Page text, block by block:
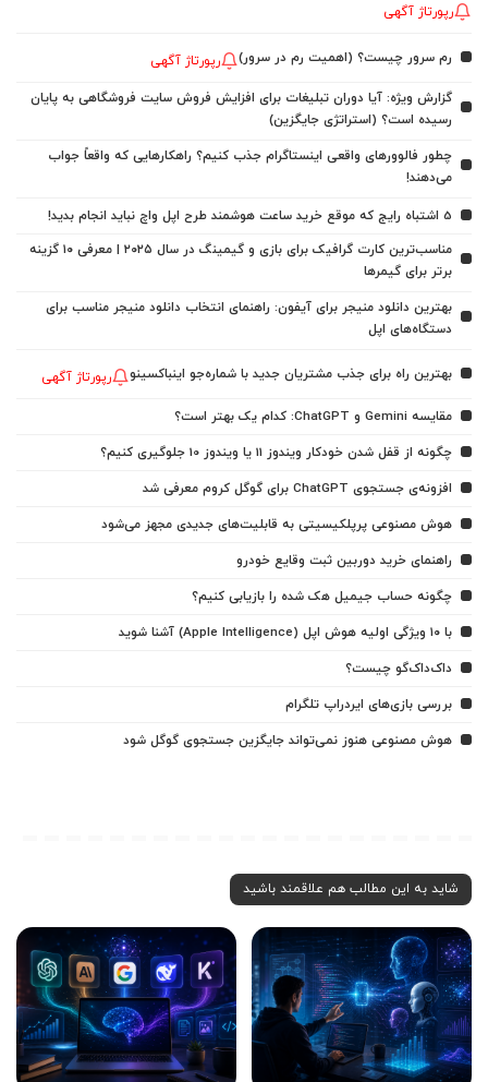
رپورتاژ آگهی
رم سرور چیست؟ (اهمیت رم در سرور) رپورتاژ آگهی
گزارش ویژه: آیا دوران تبلیغات برای افزایش فروش سایت فروشگاهی به پایان
رسیده است؟ (استراتژی جایگزین)
چطور فالوورهای واقعی اینستاگرام جذب کنیم؟ راهکارهایی که واقعاً جواب
می‌دهند!
5 اشتباه رایج که موقع خرید ساعت هوشمند طرح اپل واچ نباید انجام بدید!
مناسب‌ترین کارت گرافیک برای بازی و گیمینگ در سال ۲۰۲۵ | معرفی ۱۰ گزینه
برتر برای گیمرها
بهترین دانلود منیجر برای آیفون: راهنمای انتخاب دانلود منیجر مناسب برای
دستگاه‌های اپل
بهترین راه برای جذب مشتریان جدید با شماره‌جو اینباکسینو رپورتاژ آگهی
مقایسه Gemini و ChatGPT: کدام یک بهتر است؟
چگونه از قفل شدن خودکار ویندوز 11 یا ویندوز 10 جلوگیری کنیم؟
افزونه‌ی جستجوی ChatGPT برای گوگل کروم معرفی شد
هوش مصنوعی پرپلکیسیتی به قابلیت‌های جدیدی مجهز می‌شود
راهنمای خرید دوربین ثبت وقایع خودرو
چگونه حساب جیمیل هک شده را بازیابی کنیم؟
با ۱۰ ویژگی اولیه هوش اپل (Apple Intelligence) آشنا شوید
داک‌داک‌گو چیست؟
بررسی بازی‌های ایردراپ تلگرام
هوش مصنوعی هنوز نمی‌تواند جایگزین جستجوی گوگل شود
شاید به این مطالب هم علاقمند باشید